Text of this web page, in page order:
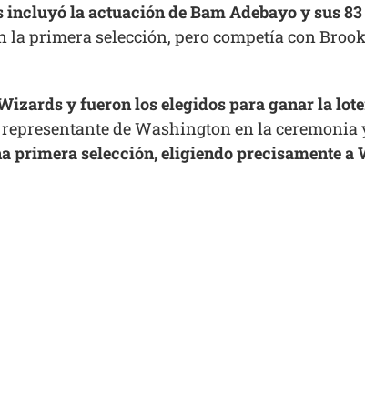
la actuación de Bam Adebayo y sus
la primera selección, pero competía con
y fueron los elegidos para ganar la
de Washington en la ceremonia
primera selección, eligiendo precisamente a